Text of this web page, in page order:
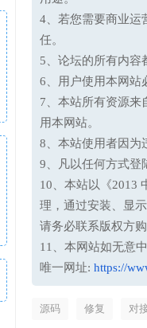
4、若您需要商业运
任。
5、论坛的所有内容
6、用户使用本网站
7、本站所有资源来
用本网站。
8、本站使用者因为
9、凡以任何方式登
10、本站以《2013
理，通过安装、显
请务必联系版权方
11、本网站如无意
唯一网址: https://
源码 修复 对